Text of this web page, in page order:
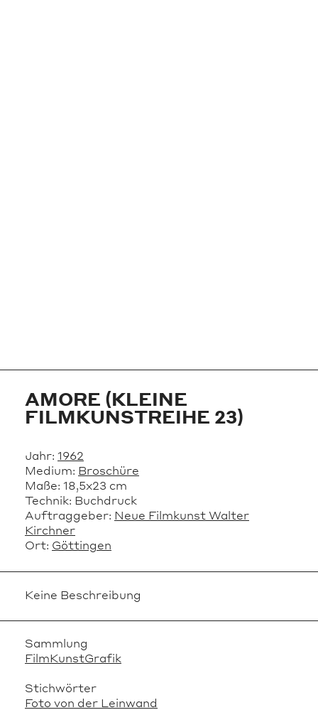
AMORE (KLEINE
FILMKUNSTREIHE 23)
Jahr: 1962
Medium: Broschüre
Maße: 18,5x23 cm
Technik: Buchdruck
Auftraggeber: Neue Filmkunst Walter
Kirchner
Ort: Göttingen
Keine Beschreibung
Sammlung
FilmKunstGrafik
Stichwörter
Foto von der Leinwand